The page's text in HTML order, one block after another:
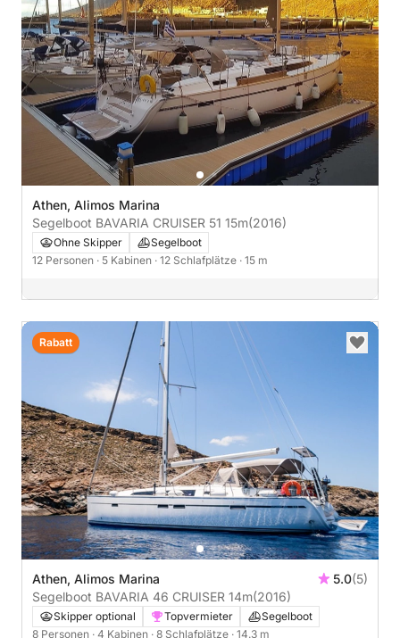
Athen, Alimos Marina
Segelboot BAVARIA CRUISER 51 15m(2016)
Ohne Skipper
Segelboot
12 Personen · 5 Kabinen · 12 Schlafplätze · 15 m
Athen, Alimos Marina 5.0(5)
Segelboot BAVARIA 46 CRUISER 14m(2016)
Skipper optional Topvermieter
Segelboot
8 Personen · 4 Kabinen · 8 Schlafplätze · 14.3 m
Rabatt